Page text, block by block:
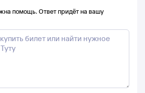
помощь. Ответ придёт на вашу